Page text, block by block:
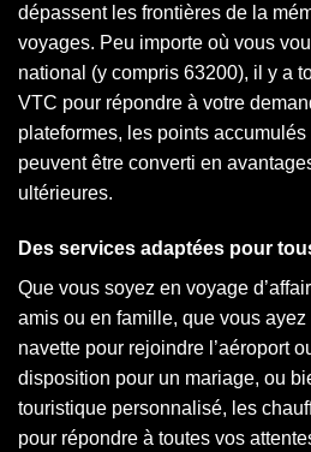
dépassent les frontières de la
voyages. Peu importe où vous
national (y compris 63200), il y a
VTC pour répondre à votre
plateformes, les points
peuvent être converti en
ultérieures.
Des services adaptées pour
Que vous soyez en voyage
amis ou en famille, que vous ayez
navette pour rejoindre l’aéroport
disposition pour un mariage, ou
touristique personnalisé, les
pour répondre à toutes vos